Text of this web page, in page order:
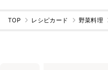
TOP レシピカード 野菜料理